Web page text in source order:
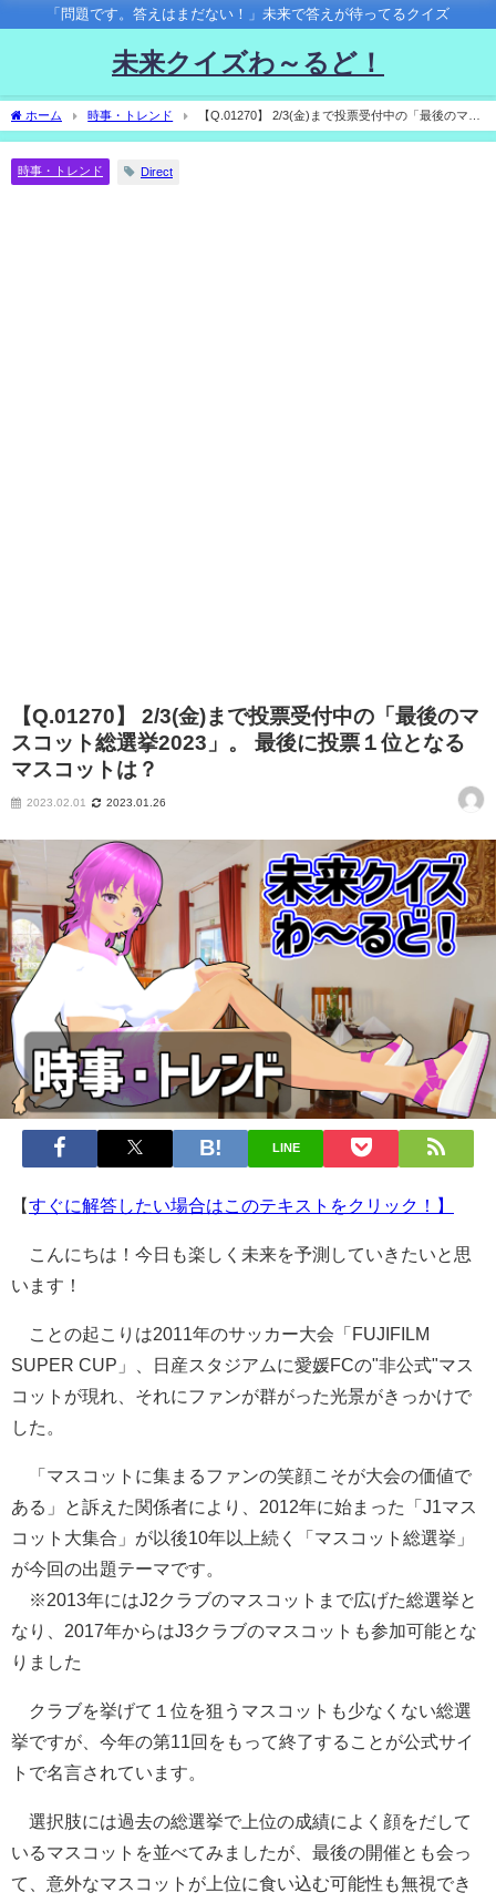
「問題です。答えはまだない！」未来で答えが待ってるクイズ
未来クイズわ～るど！
ホーム 時事・トレンド
【Q.01270】 2/3(金)まで投票受付中の「最後のマス
コット総選挙2023」。 最後に投票１位となるマスコットは？
時事・トレンド Direct
【Q.01270】 2/3(金)まで投票受付中の「最後のマ
スコット総選挙2023」。 最後に投票１位となる
マスコットは？
2023.02.01 2023.01.26
LINE
【すぐに解答したい場合はこのテキストをクリック！】
こんにちは！今日も楽しく未来を予測していきたいと思
います！
ことの起こりは2011年のサッカー大会「FUJIFILM
SUPER CUP」、日産スタジアムに愛媛FCの"非公式"マス
コットが現れ、それにファンが群がった光景がきっかけで
した。
「マスコットに集まるファンの笑顔こそが大会の価値で
ある」と訴えた関係者により、2012年に始まった「J1マス
コット大集合」が以後10年以上続く「マスコット総選挙」
が今回の出題テーマです。
※2013年にはJ2クラブのマスコットまで広げた総選挙と
なり、2017年からはJ3クラブのマスコットも参加可能とな
りました
クラブを挙げて１位を狙うマスコットも少なくない総選
挙ですが、今年の第11回をもって終了することが公式サイ
トで名言されています。
選択肢には過去の総選挙で上位の成績によく顔をだして
いるマスコットを並べてみましたが、最後の開催とも会っ
て、意外なマスコットが上位に食い込む可能性も無視でき